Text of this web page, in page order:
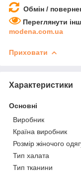
Обмін /
Переглянути
modena.com.ua
Приховати
Характеристики
Основні
Виробник
Країна виробник
Розмір жіночого
Тип халата
Тип тканини